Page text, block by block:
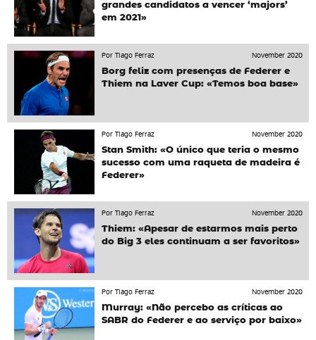
grandes candidatos a vencer ‘majors’
em 2021»
Por Tiago Ferraz
November 2020
Borg feliz com presenças de Federer e
Thiem na Laver Cup: «Temos boa base»
Por Tiago Ferraz
November 2020
Stan Smith: «O único que teria o mesmo
sucesso com uma raqueta de madeira é
Federer»
Por Tiago Ferraz
November 2020
Thiem: «Apesar de estarmos mais perto
do Big 3 eles continuam a ser favoritos»
Por Tiago Ferraz
November 2020
Murray: «Não percebo as críticas ao
SABR do Federer e ao serviço por baixo»